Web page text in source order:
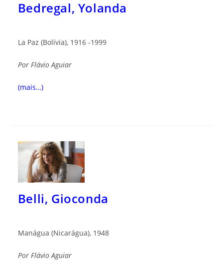
Bedregal, Yolanda
La Paz (Bolívia), 1916 -1999
Por Flávio Aguiar
(mais…)
Belli, Gioconda
Manágua (Nicarágua), 1948
Por Flávio Aguiar